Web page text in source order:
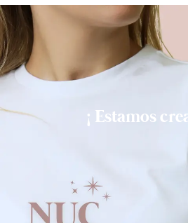
¡ Estamos